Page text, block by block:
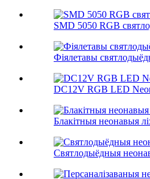
SMD 5050 RGB
Фіялетавы
DC12V RGB LED
Блакітныя неонавыя
Святлодыёдныя